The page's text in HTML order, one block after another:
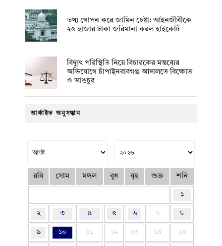
তথ্য গোপন করে জামিন চেষ্টা: আইনজীবীকে
২৫ হাজার টাকা জরিমানা করল হাইকোর্ট
বিদ্যুৎ পরিস্থিতি নিয়ে বিচারকের মন্তব্যের
অভিযোগে চাঁপাইনবাবগঞ্জ আদালতে বিক্ষোভ
ও ভাঙচুর
আর্কাইভ অনুসন্ধান
রবি সোম মঙ্গল বুধ বৃহ শুক্র শনি
১
২ ৩ ৪ ৫ ৬ ৭ ৮
৯ ১০ ১১ ১২ ১৩ ১৪ ১৫